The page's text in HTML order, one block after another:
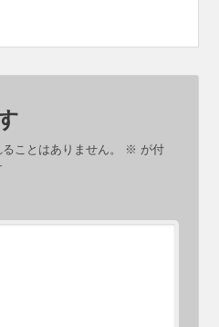
ことはありません。 ※ が付